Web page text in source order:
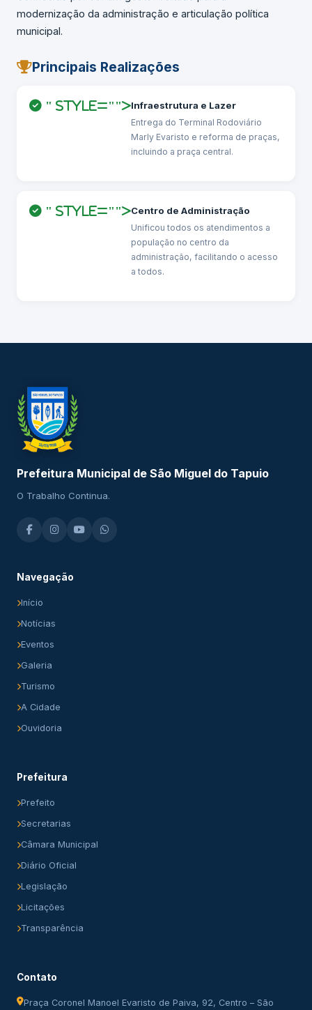
modernização da administração e articulação política
municipal.
Principais Realizações
" style="">Infraestrutura e Lazer
Entrega do Terminal Rodoviário
Marly Evaristo e reforma de praças,
incluindo a praça central.
" style="">Centro de Administração
Unificou todos os atendimentos a
população no centro da
administração, facilitando o acesso
a todos.
Prefeitura Municipal de São Miguel do Tapuio
O Trabalho Continua.
Navegação
Início
Notícias
Eventos
Galeria
Turismo
A Cidade
Ouvidoria
Prefeitura
Prefeito
Secretarias
Câmara Municipal
Diário Oficial
Legislação
Licitações
Transparência
Contato
Praça Coronel Manoel Evaristo de Paiva, 92, Centro – São